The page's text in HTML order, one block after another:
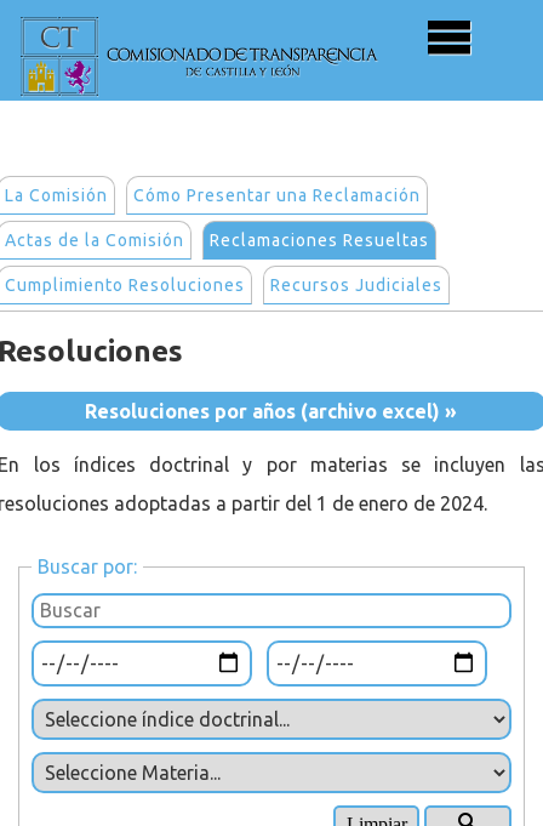
La Comisión Cómo Presentar una Reclamación
Actas de la Comisión Reclamaciones Resueltas
Cumplimiento Resoluciones Recursos Judiciales
Resoluciones por años (archivo excel) »
los índices doctrinal y por materias se incluyen
adoptadas a partir del 1 de enero de 2024.
Buscar por: